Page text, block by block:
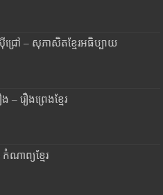
ជ្រៅ – សុភាសិតខ្មែរអធិប្បាយ
– រឿងព្រេងខ្មែរ
ាព្យខ្មែរ